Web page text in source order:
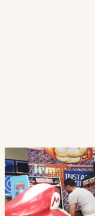
Oplevelser
Oplevelser er
fastholde